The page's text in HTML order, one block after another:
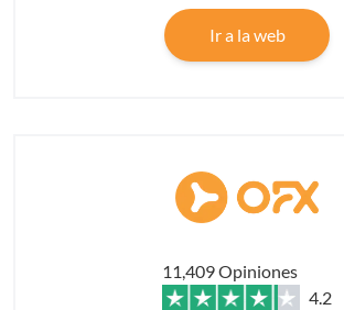
Ir a la web
11,409 Opiniones
4.2